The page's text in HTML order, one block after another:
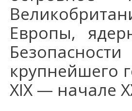
Европы,
крупнейшего
XIX — начале